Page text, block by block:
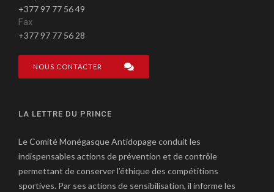
+377 97 77 56 49
Fax
+377 97 77 56 28
NOUS CONTACTER
LA LETTRE DU PRINCE
Le Comité Monégasque Antidopage conduit les
indispensables actions de prévention et de contrôle
permettant de conserver l’éthique des compétitions
sportives. Par ses actions de sensibilisation, il informe les